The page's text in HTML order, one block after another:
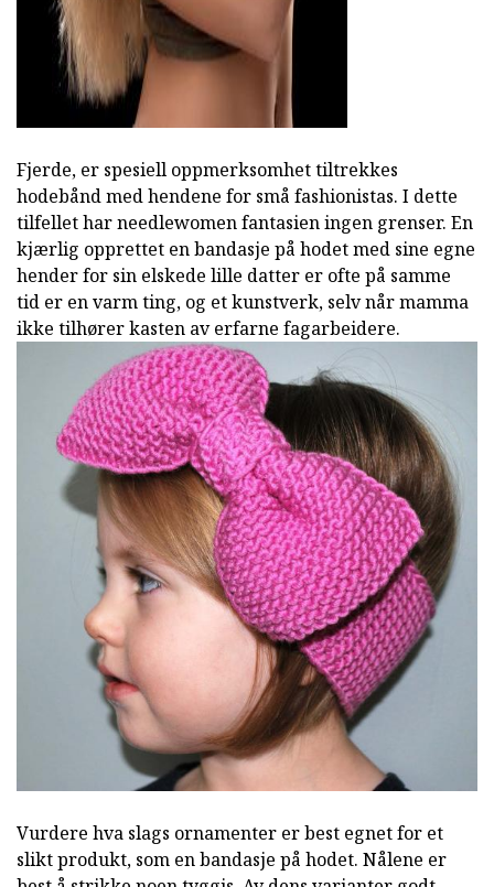
Fjerde, er spesiell oppmerksomhet tiltrekkes
hodebånd med hendene for små fashionistas. I dette
tilfellet har needlewomen fantasien ingen grenser. En
kjærlig opprettet en bandasje på hodet med sine egne
hender for sin elskede lille datter er ofte på samme
tid er en varm ting, og et kunstverk, selv når mamma
ikke tilhører kasten av erfarne fagarbeidere.
Vurdere hva slags ornamenter er best egnet for et
slikt produkt, som en bandasje på hodet. Nålene er